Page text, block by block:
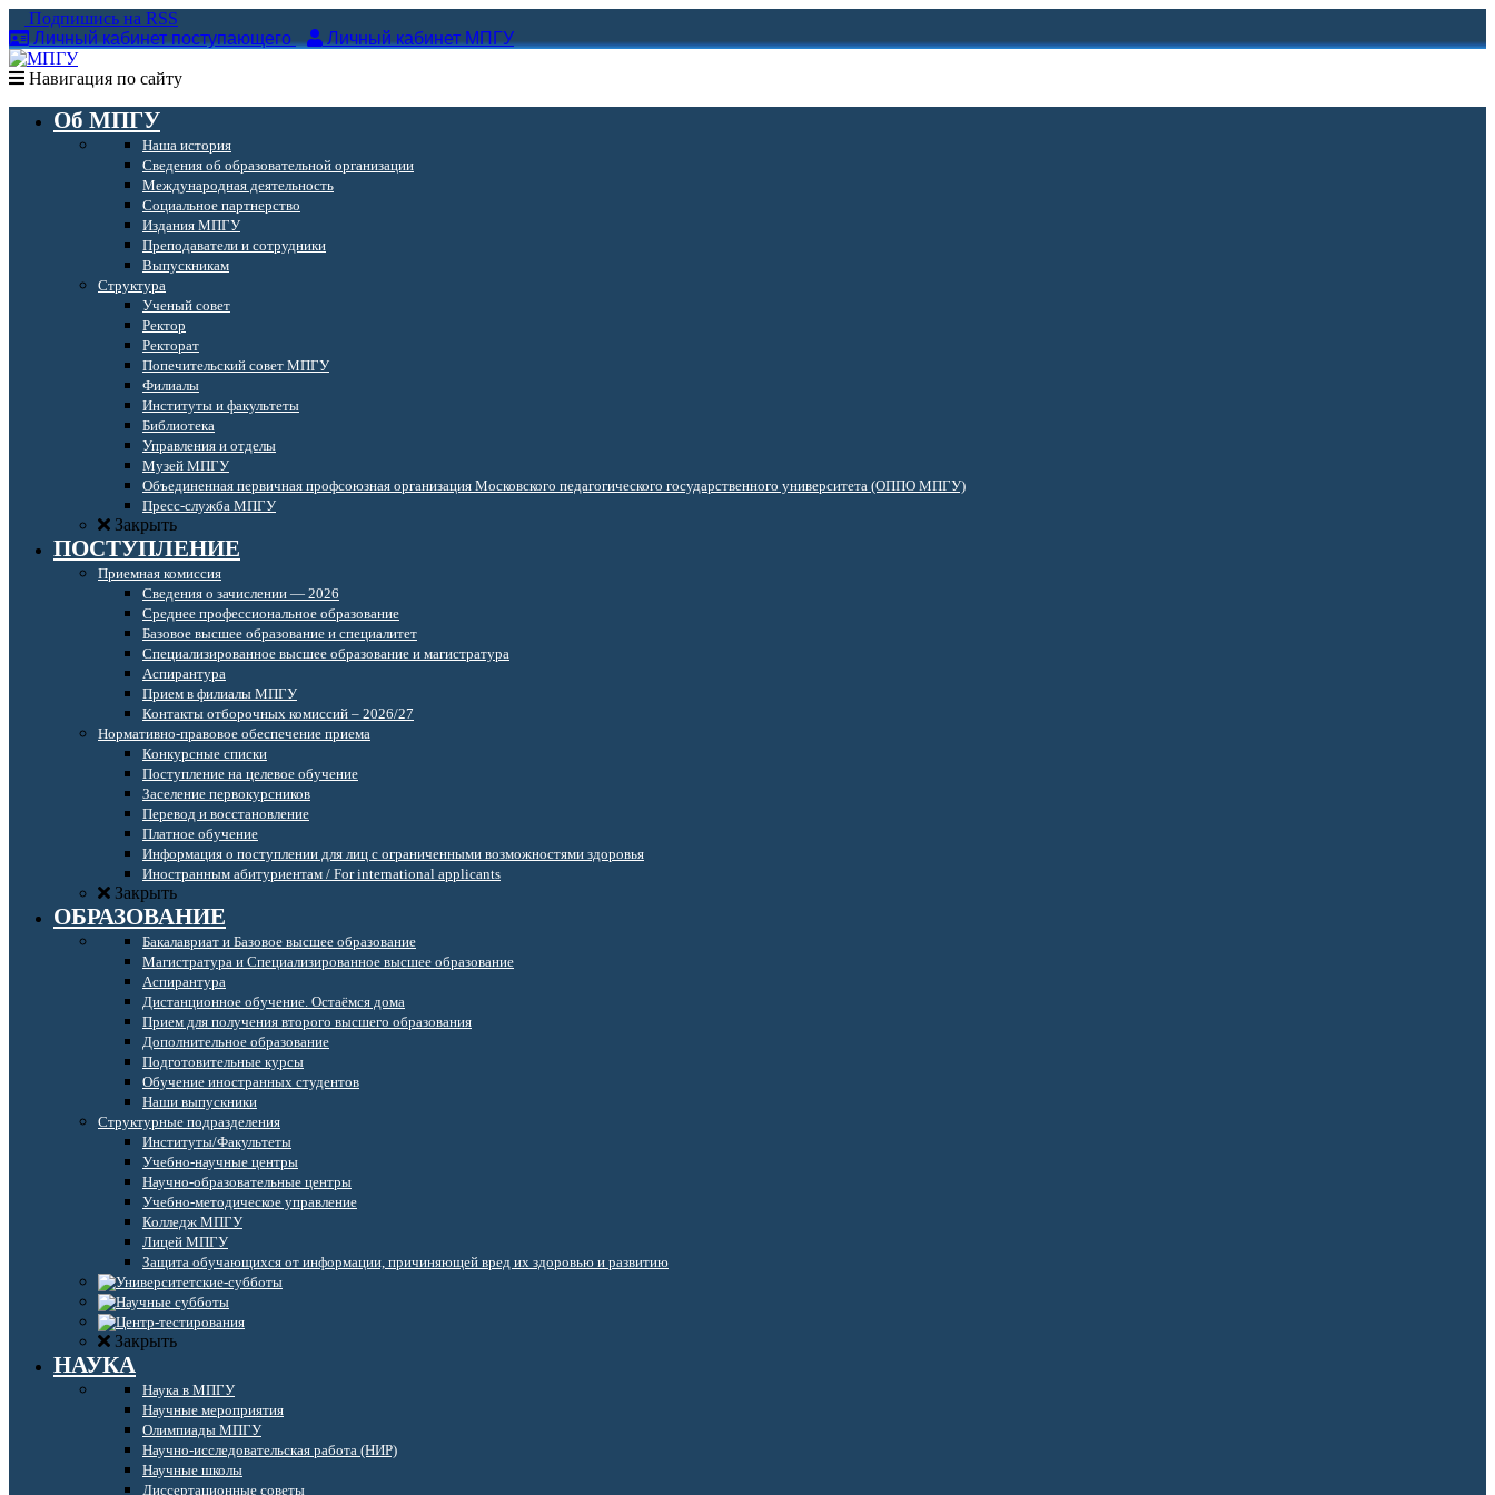
Подпишись на RSS
Личный кабинет поступающего
Личный кабинет МПГУ
Навигация по сайту
Об МПГУ
Наша история
Сведения об образовательной организации
Международная деятельность
Социальное партнерство
Издания МПГУ
Преподаватели и сотрудники
Выпускникам
Структура
Ученый совет
Ректор
Ректорат
Попечительский совет МПГУ
Филиалы
Институты и факультеты
Библиотека
Управления и отделы
Музей МПГУ
Объединенная первичная профсоюзная организация Московского педагогического государственного университета (ОППО МПГУ)
Пресс-служба МПГУ
Закрыть
ПОСТУПЛЕНИЕ
Приемная комиссия
Сведения о зачислении — 2026
Среднее профессиональное образование
Базовое высшее образование и специалитет
Специализированное высшее образование и магистратура
Аспирантура
Прием в филиалы МПГУ
Контакты отборочных комиссий – 2026/27
Нормативно-правовое обеспечение приема
Конкурсные списки
Поступление на целевое обучение
Заселение первокурсников
Перевод и восстановление
Платное обучение
Информация о поступлении для лиц с ограниченными возможностями здоровья
Иностранным абитуриентам / For international applicants
Закрыть
ОБРАЗОВАНИЕ
Бакалавриат и Базовое высшее образование
Магистратура и Специализированное высшее образование
Аспирантура
Дистанционное обучение. Остаёмся дома
Прием для получения второго высшего образования
Дополнительное образование
Подготовительные курсы
Обучение иностранных студентов
Наши выпускники
Структурные подразделения
Институты/Факультеты
Учебно-научные центры
Научно-образовательные центры
Учебно-методическое управление
Колледж МПГУ
Лицей МПГУ
Защита обучающихся от информации, причиняющей вред их здоровью и развитию
Закрыть
НАУКА
Наука в МПГУ
Научные мероприятия
Олимпиады МПГУ
Научно-исследовательская работа (НИР)
Научные школы
Диссертационные советы